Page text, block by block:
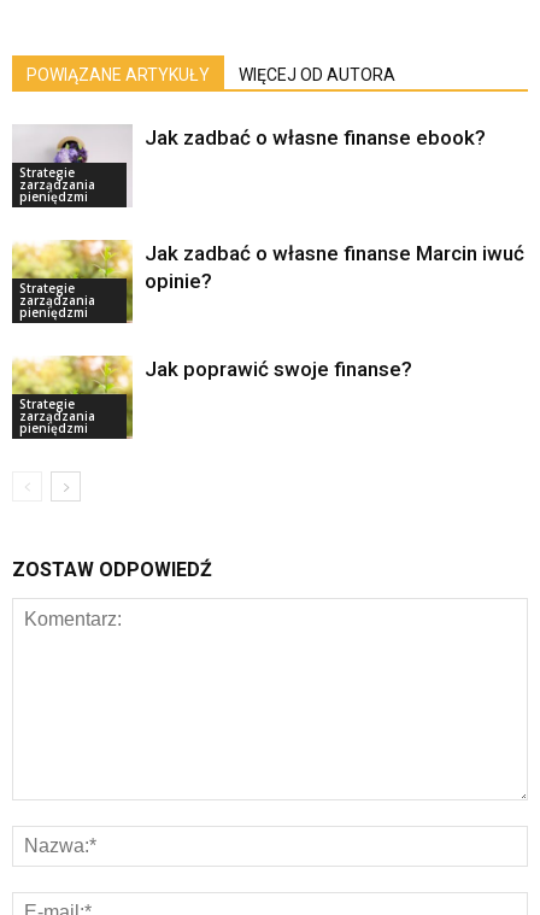
POWIĄZANE ARTYKUŁY WIĘCEJ OD AUTORA
Strategie
zarządzania
pieniędzmi
Jak zadbać o własne finanse ebook?
Strategie
zarządzania
pieniędzmi
Jak zadbać o własne finanse Marcin iwuć
opinie?
Strategie
zarządzania
pieniędzmi
Jak poprawić swoje finanse?
ZOSTAW ODPOWIEDŹ